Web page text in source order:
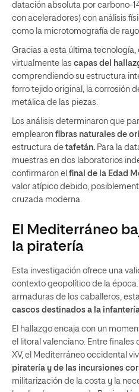
datación absoluta por carbono-
con aceleradores) con análisis
como la microtomografía de
Gracias a esta última
virtualmente las capas del
comprendiendo su estructura
forro tejido original, la corrosión
metálica de las piezas.
Los análisis determinaron que
emplearon fibras naturales de
estructura de tafetán. Para la
muestras en dos laboratorios
confirmaron el final de la Edad
valor atípico debido,
cruzada moderna.
El Mediterráneo
la piratería
Esta investigación ofrece una
contexto geopolítico de la
armaduras de los caballeros,
cascos destinados a la
El hallazgo encaja con un
el litoral valenciano. Entre finales
XV, el Mediterráneo occidental
piratería y de las incursiones
militarización de la costa y la